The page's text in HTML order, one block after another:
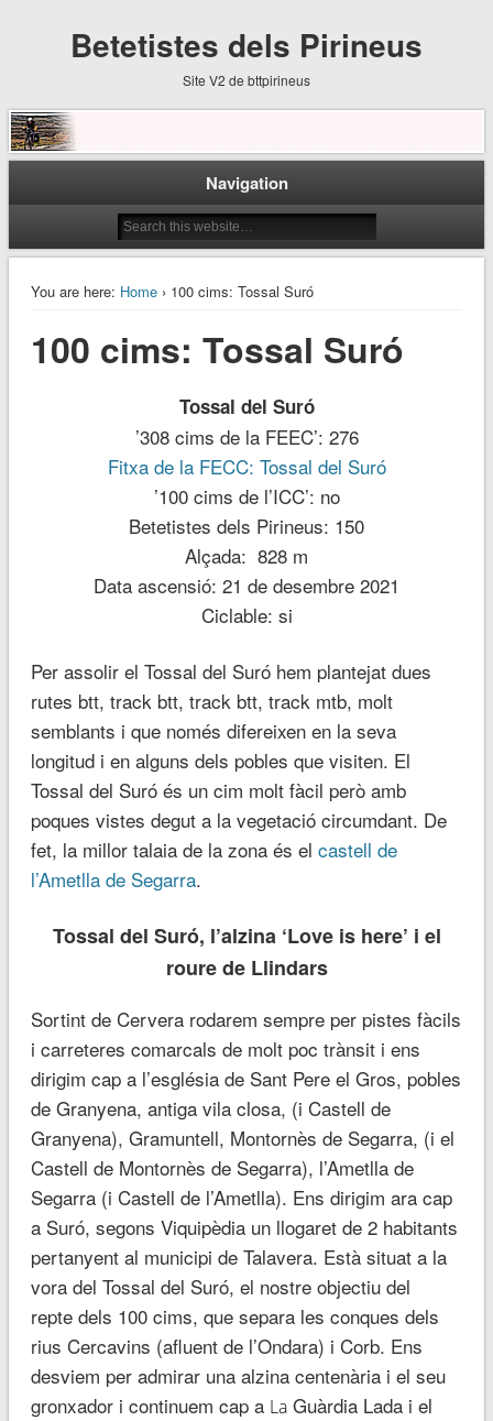
Betetistes dels Pirineus
Site V2 de bttpirineus
Navigation
You are here: Home› 100 cims: Tossal Suró
100 cims: Tossal Suró
Tossal del Suró
’308 cims de la FEEC’: 276
Fitxa de la FECC: Tossal del Suró
’100 cims de l’ICC’: no
Betetistes dels Pirineus: 150
Alçada: 828 m
Data ascensió: 21 de desembre 2021
Ciclable: si
Per assolir el Tossal del Suró hem plantejat dues
rutes btt, track btt, track btt, track mtb, molt
semblants i que només difereixen en la seva
longitud i en alguns dels pobles que visiten. El
Tossal del Suró és un cim molt fàcil però amb
poques vistes degut a la vegetació circumdant. De
fet, la millor talaia de la zona és el castell de
l’Ametlla de Segarra.
Tossal del Suró, l’alzina ‘Love is here’ i el
roure de Llindars
Sortint de Cervera rodarem sempre per pistes fàcils
i carreteres comarcals de molt poc trànsit i ens
dirigim cap a l’església de Sant Pere el Gros, pobles
de Granyena, antiga vila closa, (i Castell de
Granyena), Gramuntell, Montornès de Segarra, (i el
Castell de Montornès de Segarra), l’Ametlla de
Segarra (i Castell de l’Ametlla). Ens dirigim ara cap
a Suró, segons Viquipèdia un llogaret de 2 habitants
pertanyent al municipi de Talavera. Està situat a la
vora del Tossal del Suró, el nostre objectiu del
repte dels 100 cims, que separa les conques dels
rius Cercavins (afluent de l’Ondara) i Corb. Ens
desviem per admirar una alzina centenària i el seu
gronxador i continuem cap a LaGuàrdia Ladai el